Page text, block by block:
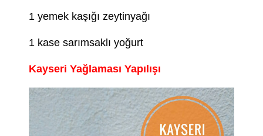
1 yemek kaşığı zeytinyağı
1 kase sarımsaklı yoğurt
Kayseri Yağlaması Yapılışı